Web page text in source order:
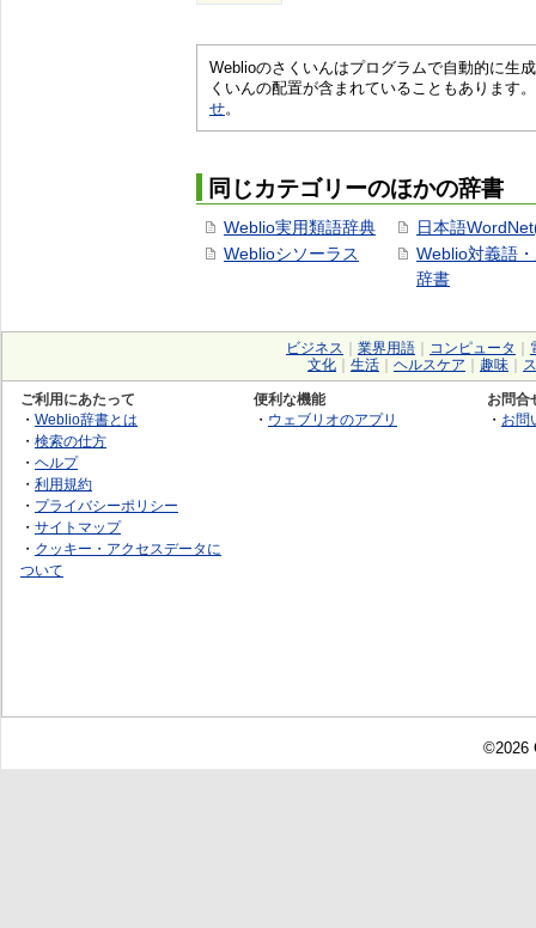
Weblioのさくいんはプログラムで自動的に生
くいんの配置が含まれていることもあります
せ。
同じカテゴリーのほかの辞書
Weblio実用類語辞典
Weblioシソーラス
日本語
Weblio対義語
辞書
ビジネス 業界用語 コンピュータ
文化
生活 ヘルスケア 趣味
ご利用にあたって
・ Weblio辞書とは
・ 検索の仕方
・ ヘルプ
・ 利用規約
・ プライバシーポリシー
・ サイトマップ
・ クッキー・アクセスデータに
ついて
便利な機能
・ ウェブリオのアプリ
お問合
・ お問
©2026